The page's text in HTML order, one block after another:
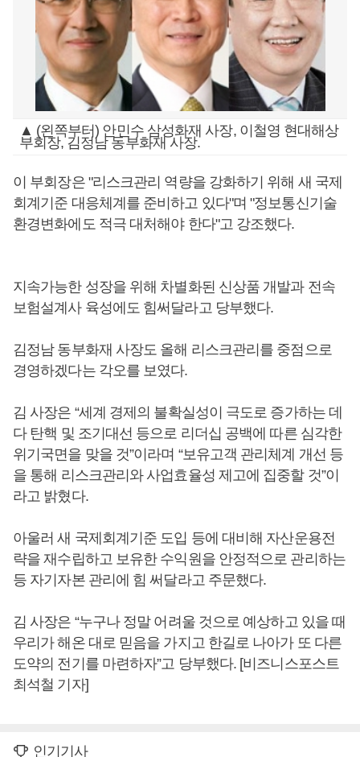
▲ (왼쪽부터) 안민수 삼성화재 사장, 이철영 현대해상
부회장, 김정남 동부화재 사장.
이 부회장은 "리스크관리 역량을 강화하기 위해 새 국제
회계기준 대응체계를 준비하고 있다"며 "정보통신기술
환경변화에도 적극 대처해야 한다"고 강조했다.
지속가능한 성장을 위해 차별화된 신상품 개발과 전속
보험설계사 육성에도 힘써달라고 당부했다.
김정남 동부화재 사장도 올해 리스크관리를 중점으로
경영하겠다는 각오를 보였다.
김 사장은 “세계 경제의 불확실성이 극도로 증가하는 데
다 탄핵 및 조기대선 등으로 리더십 공백에 따른 심각한
위기국면을 맞을 것”이라며 “보유고객 관리체계 개선 등
을 통해 리스크관리와 사업효율성 제고에 집중할 것”이
라고 밝혔다.
아울러 새 국제회계기준 도입 등에 대비해 자산운용전
략을 재수립하고 보유한 수익원을 안정적으로 관리하는
등 자기자본 관리에 힘 써달라고 주문했다.
김 사장은 “누구나 정말 어려울 것으로 예상하고 있을 때
우리가 해온 대로 믿음을 가지고 한길로 나아가 또 다른
도약의 전기를 마련하자”고 당부했다. [비즈니스포스트
최석철 기자]
인기기사